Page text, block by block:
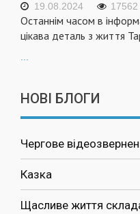
19.08.2024 17562
Останнім часом в
цікава деталь з життя
...
НОВІ БЛОГИ
Чергове
Казка
Щасливе життя